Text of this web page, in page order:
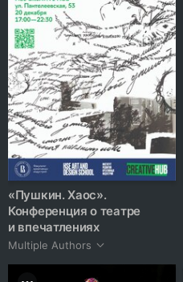
«Пушкин. Хаос».
Конференция о театре
и впечатлениях
Multiple Authors